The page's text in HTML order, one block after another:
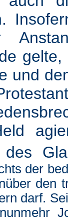
und
des
der
den
darf.